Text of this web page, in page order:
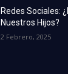
Redes Sociales:
Nuestros Hijos?
2 Febrero, 2025